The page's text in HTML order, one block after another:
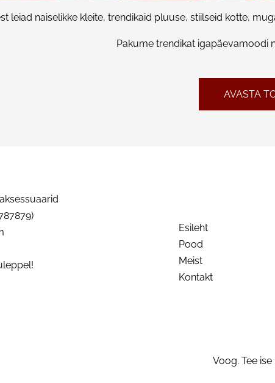
leiad naiselikke kleite, trendikaid pluuse, stiilseid kotte,
Pakume trendikat igapäevamoodi
AVASTA
Esileht
Pood
Meist
Kontakt
Voog. Tee